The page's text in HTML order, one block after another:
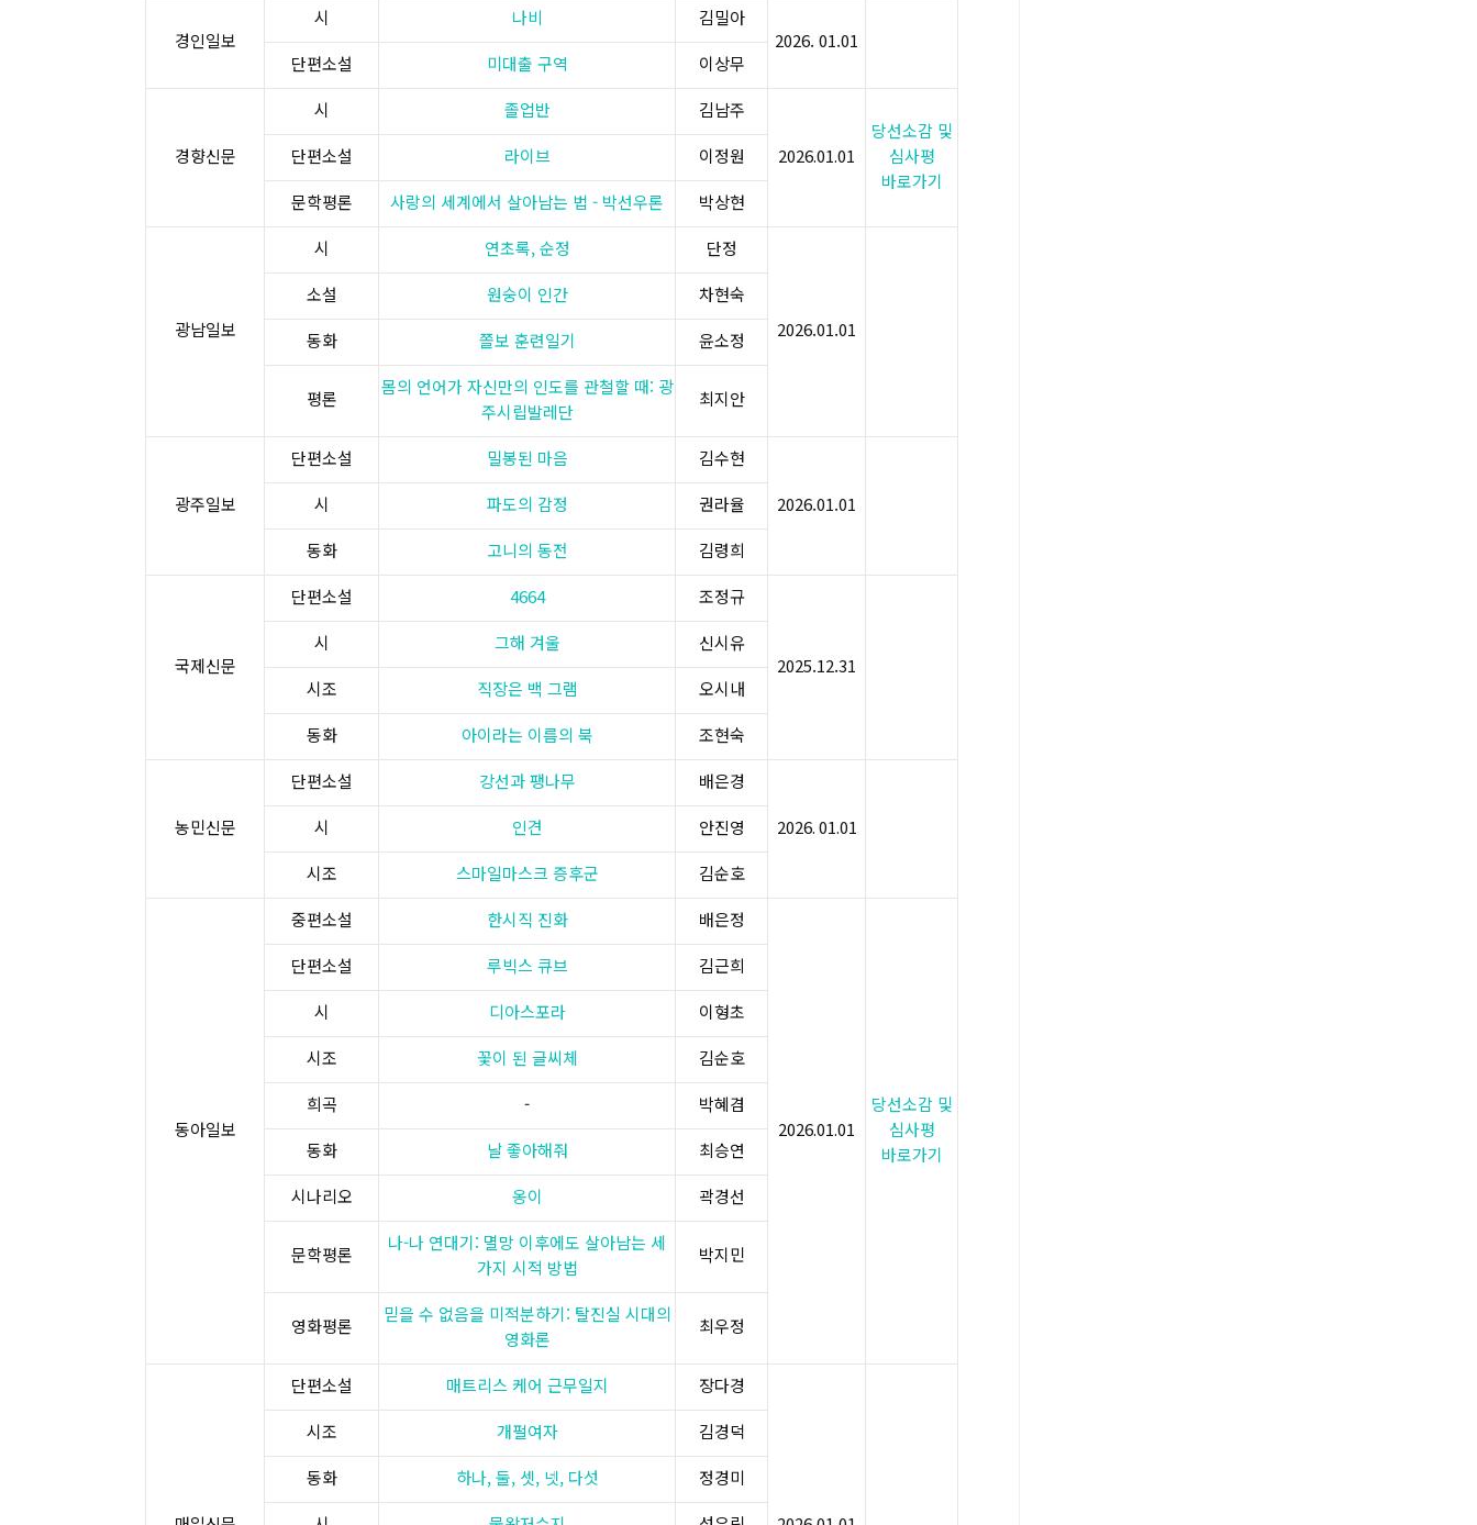
경인일보
시 나비
김밀아
2026. 01.01
단편소설
미대출 구역 이상무
경향신문
시 졸업반
김남주
2026.01.01​​​
당선소감 및
심사평
바로가기
단편소설 라이브
이정원
문학평론
사랑의 세계에서 살아남는 법 - 박선우론 박상현
광남일보
시 연초록, 순정 단정
2026.01.01
소설 원숭이 인간
차현숙
동화
쫄보 훈련일기 윤소정
평론
몸의 언어가 자신만의 인도를 관철할 때: 광
주시립발레단
최지안
광주일보
단편소설 밀봉된 마음
김수현
2026.01.01
시 파도의 감정
권라율
동화
고니의 동전 김령희
​국제신문​
단편소설 4664 조정규
2025.12.31
시 그해 겨울
신시유
시조
직장은 백 그램
오시내
동화
아이라는 이름의 북 조현숙
농민신문​
단편소설 강선과 팽나무
배은경
2026. 01.01​
시 인견
안진영
시조
스마일마스크 증후군 김순호
​동아일보​
중편소설 한시직 진화 배은정
2026.​01.01
당선소감 및
심사평
바로가기
단편소설 루빅스 큐브
김근희
시
디아스포라
이형초
시조
꽃이 된 글씨체
김순호
희곡
-
박혜겸
동화
날 좋아해줘
최승연
시나리오
옹이 곽경선
문학평론
나-나 연대기: 멸망 이후에도 살아남는 세
가지 시적 방법
박지민
영화평론
믿을 수 없음을 미적분하기: 탈진실 시대의
영화론
최우정
단편소설 매트리스 케어 근무일지 장다경
시조 개펄여자
김경덕
동화
하나, 둘, 셋, 넷, 다섯
정경미